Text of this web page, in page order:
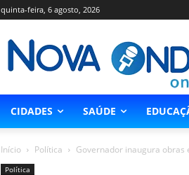
quinta-feira, 6 agosto, 2026
CIDADES SAÚDE
Início Política Governador inaugura obras
Política